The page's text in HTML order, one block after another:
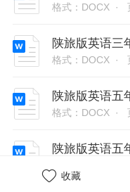
格式：DOCX ·
陕旅版英语三
格式：DOCX ·
陕旅版英语五
格式：DOCX ·
陕旅版英语五
 收藏